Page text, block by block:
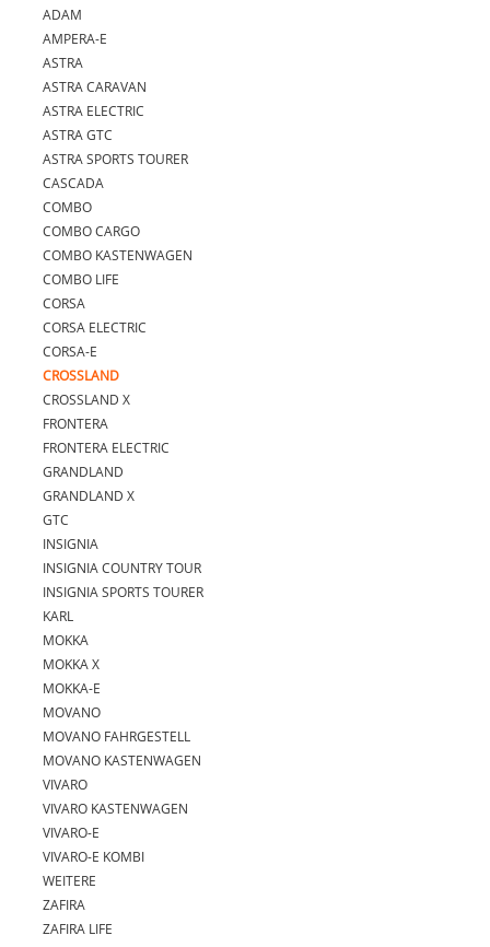
ADAM
AMPERA-E
ASTRA
ASTRA CARAVAN
ASTRA ELECTRIC
ASTRA GTC
ASTRA SPORTS TOURER
CASCADA
COMBO
COMBO CARGO
COMBO KASTENWAGEN
COMBO LIFE
CORSA
CORSA ELECTRIC
CORSA-E
CROSSLAND
CROSSLAND X
FRONTERA
FRONTERA ELECTRIC
GRANDLAND
GRANDLAND X
GTC
INSIGNIA
INSIGNIA COUNTRY TOUR
INSIGNIA SPORTS TOURER
KARL
MOKKA
MOKKA X
MOKKA-E
MOVANO
MOVANO FAHRGESTELL
MOVANO KASTENWAGEN
VIVARO
VIVARO KASTENWAGEN
VIVARO-E
VIVARO-E KOMBI
WEITERE
ZAFIRA
ZAFIRA LIFE